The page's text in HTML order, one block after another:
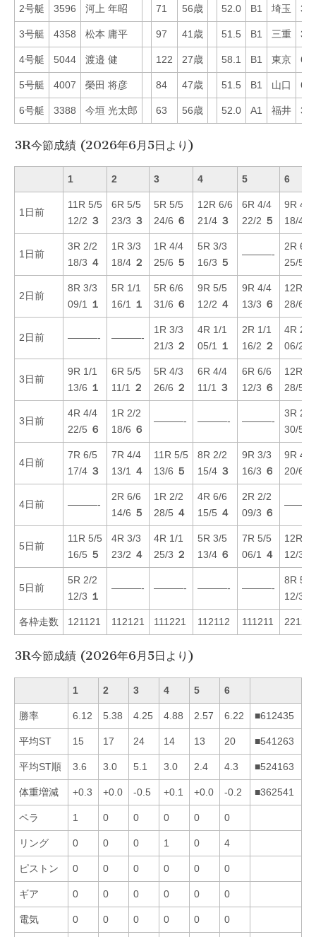
2号艇 3596 河上 年昭 71 56歳 52.0 B1 埼玉 37
3号艇 4358 松本 庸平 97 41歳 51.5 B1 三重 38
4号艇 5044 渡邉 健 122 27歳 58.1 B1 東京 64
5号艇 4007 榮田 将彦 84 47歳 51.5 B1 山口 65
6号艇 3388 今垣 光太郎 63 56歳 52.0 A1 福井 31
3R今節成績 (2026年6月5日より)
1 2 3 4 5 6
1日前
11R 5/5
12/2 ３
6R 5/5
23/3 ３
5R 5/5
24/6 ６
12R 6/6
21/4 ３
6R 4/4
22/2 ５
9R 4/4
18/4
1日前
3R 2/2
18/3 ４
1R 3/3
18/4 ２
1R 4/4
25/6 ５
5R 3/3
16/3 ５
———-
2R 6/6
25/5
2日前
8R 3/3
09/1
１
5R 1/1
16/1
１
5R 6/6
31/6 ６
9R 5/5
12/2 ４
9R 4/4
13/3 ６
12R 1/
28/6
2日前 ———- ———-
1R 3/3
21/3 ２
4R 1/1
05/1
１
2R 1/1
16/2 ２
4R 2/2
06/2
3日前
9R 1/1
13/6 １
6R 5/5
11/1
２
5R 4/3
26/6 ２
6R 4/4
11/1
３
6R 6/6
12/3 ６
12R 3/
28/5
3日前
4R 4/4
22/5 ６
1R 2/2
18/6 ６
———- ———- ———-
3R 2/2
30/5
4日前
7R 6/5
17/4 ３
7R 4/4
13/1
４
11R 5/5
13/6 ５
8R 2/2
15/4 ３
9R 3/3
16/3 ６
9R 4/4
20/6
4日前 ———-
2R 6/6
14/6 ５
1R 2/2
28/5 ４
4R 6/6
15/5 ４
2R 2/2
09/3 ６
5日前
11R 5/5
16/5 ５
4R 3/3
23/2 ４
4R 1/1
25/3 ２
5R 3/5
13/4 ６
7R 5/5
06/1
４
12R 1/
12/3
5日前
5R 2/2
12/3 １
———- ———- ———- ———-
8R 5/4
12/3
各枠走数 121121 112121 111221 112112 111211
3R今節成績 (2026年6月5日より)
1 2 3 4 5 6
勝率 6.12 5.38 4.25 4.88 2.57 6.22 ■612435
平均ST 15 17 24 14 13 20 ■541263
平均ST順 3.6 3.0 5.1 3.0 2.4 4.3 ■524163
体重増減 +0.3 +0.0 -0.5 +0.1 +0.0 -0.2 ■362541
ペラ 1 0 0 0 0 0
リング 0 0 0 1 0 4
ピストン 0 0 0 0 0 0
ギア 0 0 0 0 0 0
電気 0 0 0 0 0 0